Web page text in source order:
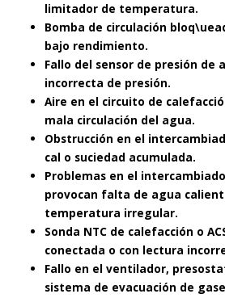
limitador de temperatura.
Bomba de circulación
bajo rendimiento.
Fallo del sensor de presión de
incorrecta de presión.
Aire en el circuito de
mala circulación del agua.
Obstrucción en el
cal o suciedad acumulada.
Problemas en el
provocan falta de agua
temperatura irregular.
Sonda NTC de calefacción o
conectada o con lectura
Fallo en el ventilador,
sistema de evacuación de